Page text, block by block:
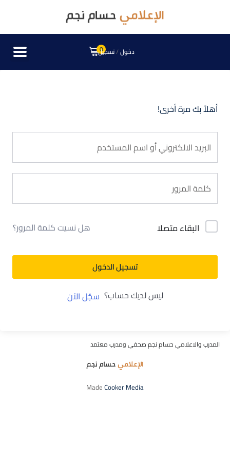
0 دخول/تسجيل
أهلاً بك مرة أخرى!
البقاء متصلا هل نسيت كلمة المرور؟
تسجيل الدخول
ليس لديك حساب؟ سجّل الآن
المدرب والاعلامي حسام نجم صحفي ومدرب معتمد
MadeCooker Media